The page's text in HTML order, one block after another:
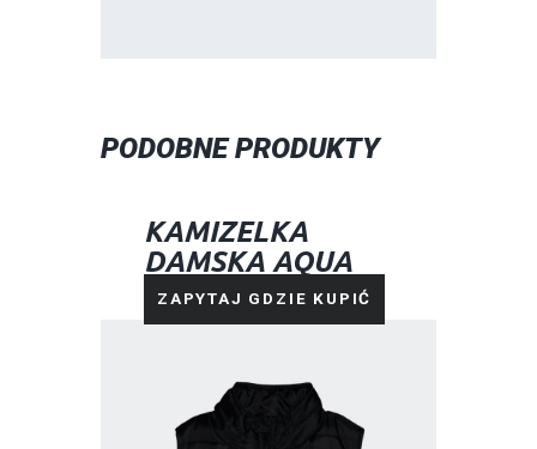
PODOBNE PRODUKTY
KAMIZELKA
DAMSKA AQUA
ZONE CZARNA
ZAPYTAJ GDZIE KUPIĆ